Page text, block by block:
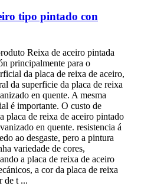
tipo pintado con
Reixa de aceiro pintada
principalmente para o
da placa de reixa de aceiro,
da superficie da placa de reixa
en quente. A mesma
é importante. O custo de
placa de reixa de aceiro pintado
en quente. resistencia á
ao desgaste, pero a pintura
variedade de cores,
a placa de reixa de aceiro
a cor da placa de reixa
de t ...